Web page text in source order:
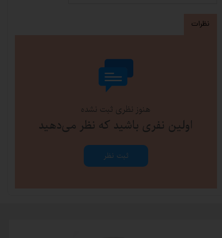
نظرات
هنوز نظری ثبت نشده
اولین نفری باشید که نظر می‌دهید
ثبت نظر